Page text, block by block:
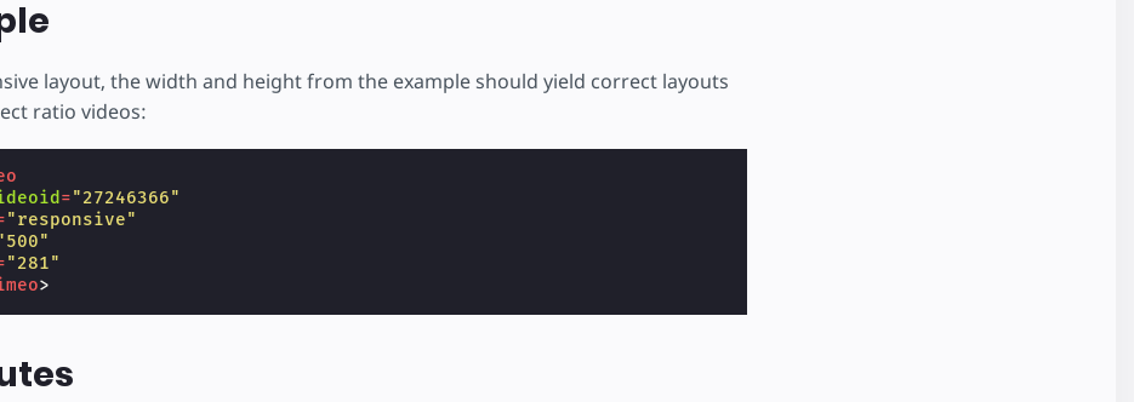
layout, the width and height from the example should yield correct layouts
ratio videos:
="27246366"
"responsive"
"281"
>